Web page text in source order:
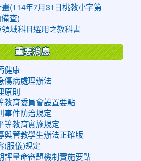
(114年7月31日桃教小字第
查)
域科目選用之教科書
重要消息
健康
傷病處理辦法
原則
教育委員會設置要點
事件防治規定
等教育實施規定
與管教學生辦法正確版
(服儀)規定
評量命審題機制實施要點